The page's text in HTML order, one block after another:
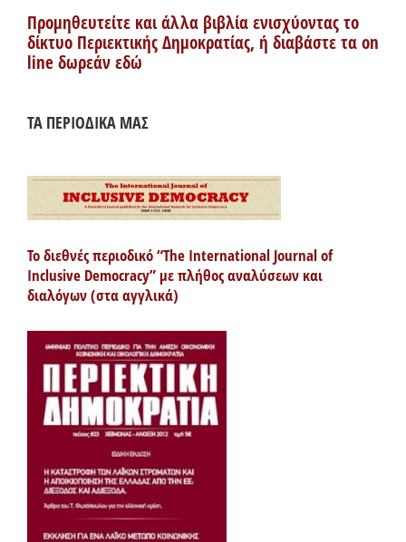
Προμηθευτείτε και άλλα βιβλία ενισχύοντας το
δίκτυο Περιεκτικής Δημοκρατίας, ή διαβάστε τα on
line δωρεάν εδώ
ΤΑ ΠΕΡΙΟΔΙΚΑ ΜΑΣ
Το διεθνές περιοδικό “The International Journal of
Inclusive Democracy” με πλήθος αναλύσεων και
διαλόγων (στα αγγλικά)